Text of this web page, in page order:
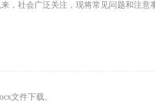
，社会广泛关注，现将常见问题和注意
文件下载。